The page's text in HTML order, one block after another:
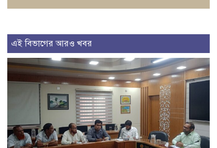
এই বিভাগের আরও খবর